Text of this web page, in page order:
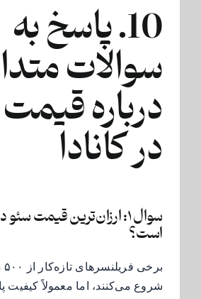
10. پاسخ به
سوالات
درباره
در کانادا
سوال ۱: ارزان‌ترین قیمت
است؟
شروع می‌کنند، اما معمولاً کیفیت